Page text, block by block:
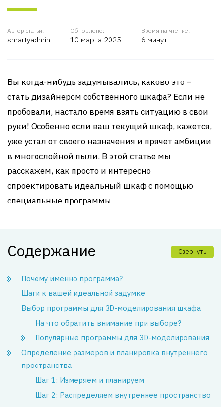
Автор статьи:
smartyadmin
Обновлено:
10 марта 2025
Время на чтение:
6 минут
Вы когда-нибудь задумывались, каково это –
стать дизайнером собственного шкафа? Если не
пробовали, настало время взять ситуацию в свои
руки! Особенно если ваш текущий шкаф, кажется,
уже устал от своего назначения и прячет амбиции
в многослойной пыли. В этой статье мы
расскажем, как просто и интересно
спроектировать идеальный шкаф с помощью
специальные программы.
Содержание Свернуть
Почему именно программа?
Шаги к вашей идеальной задумке
Выбор программы для 3D-моделирования шкафа
На что обратить внимание при выборе?
Популярные программы для 3D-моделирования
Определение размеров и планировка внутреннего
пространства
Шаг 1: Измеряем и планируем
Шаг 2: Распределяем внутреннее пространство